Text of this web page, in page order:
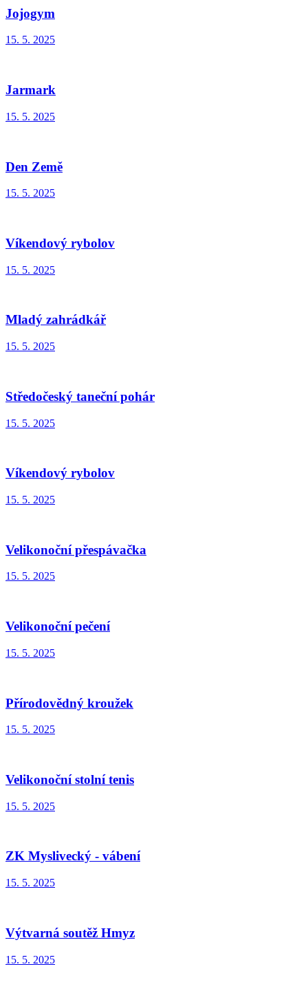
Jojogym
15. 5. 2025
Jarmark
15. 5. 2025
Den Země
15. 5. 2025
Víkendový rybolov
15. 5. 2025
Mladý zahrádkář
15. 5. 2025
Středočeský taneční pohár
15. 5. 2025
Víkendový rybolov
15. 5. 2025
Velikonoční přespávačka
15. 5. 2025
Velikonoční pečení
15. 5. 2025
Přírodovědný kroužek
15. 5. 2025
Velikonoční stolní tenis
15. 5. 2025
ZK Myslivecký - vábení
15. 5. 2025
Výtvarná soutěž Hmyz
15. 5. 2025